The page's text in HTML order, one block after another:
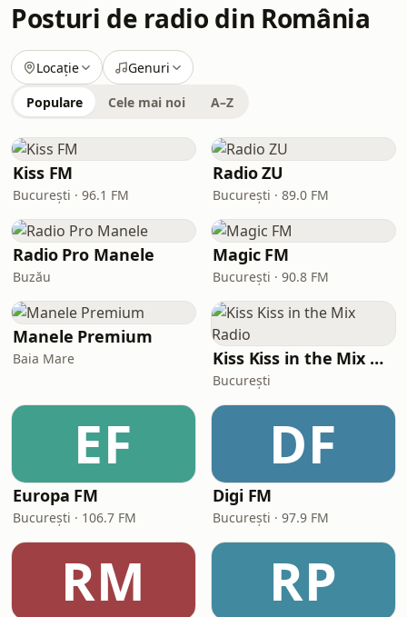
Posturi de radio din România
Locație Genuri
Populare Cele mai noi A–Z
Kiss FM
București · 96.1 FM
Radio ZU
București · 89.0 FM
Radio Pro Manele
Buzău
Magic FM
București · 90.8 FM
Manele Premium
Baia Mare Kiss Kiss in the Mix Radio
București
EF
Europa FM
București · 106.7 FM
DF
Digi FM
București · 97.9 FM
RM RP